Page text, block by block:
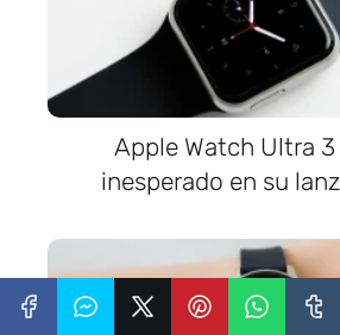
Apple Watch Ultra
inesperado en su